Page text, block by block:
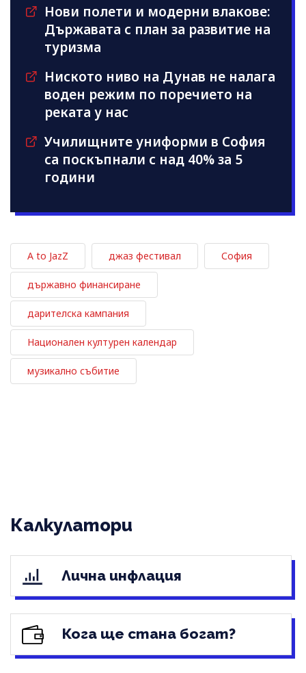
Нови полети и модерни влакове:
Държавата с план за развитие на
туризма
Ниското ниво на Дунав не налага
воден режим по поречието на
реката у нас
Училищните униформи в София
са поскъпнали с над 40% за 5
години
A to JazZ джаз фестивал София
държавно финансиране
дарителска кампания
Национален културен календар
музикално събитие
Калкулатори
Лична инфлация
Кога ще стана богат?